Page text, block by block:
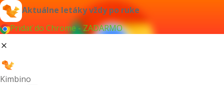
Aktuálne letáky vždy po ruke
Pridať do Chrome - ZADARMO
Kimbino